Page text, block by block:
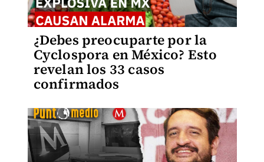
¿Debes preocuparte por la
Cyclospora en México? Esto
revelan los 33 casos
confirmados